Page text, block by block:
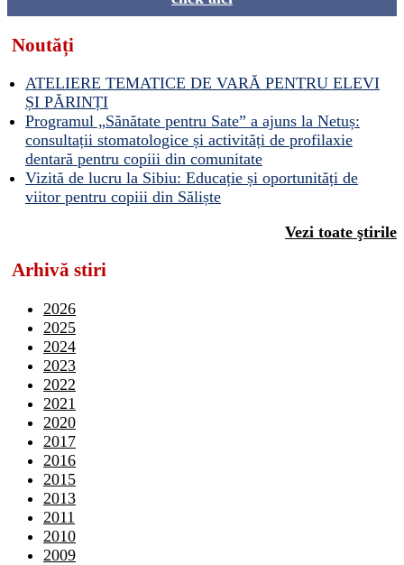
Noutăți
ATELIERE TEMATICE DE VARĂ PENTRU ELEVI
ȘI PĂRINȚI
Programul „Sănătate pentru Sate” a ajuns la Netuș:
consultații stomatologice și activități de profilaxie
dentară pentru copiii din comunitate
Vizită de lucru la Sibiu: Educație și oportunități de
viitor pentru copiii din Săliște
Vezi toate ştirile
Arhivă stiri
2026
2025
2024
2023
2022
2021
2020
2017
2016
2015
2013
2011
2010
2009